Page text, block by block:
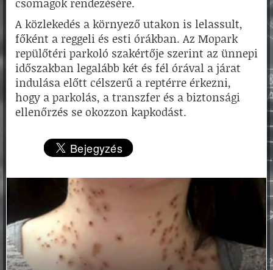
A közlekedés a környező utakon is lelassult,
főként a reggeli és esti órákban. Az Mopark
repülőtéri parkoló szakértője szerint az ünnepi
időszakban legalább két és fél órával a járat
indulása előtt célszerű a reptérre érkezni,
hogy a parkolás, a transzfer és a biztonsági
ellenőrzés se okozzon kapkodást.